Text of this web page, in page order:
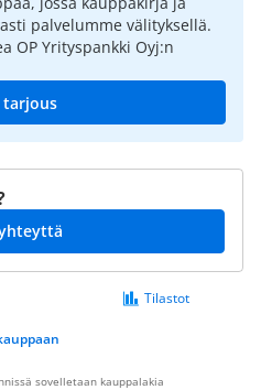
palvelumme välityksellä.
OP Yrityspankki Oyj:n
tarjous
Tilastot
sovelletaan kauppalakia